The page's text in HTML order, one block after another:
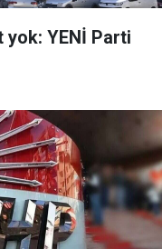
YENİ Parti